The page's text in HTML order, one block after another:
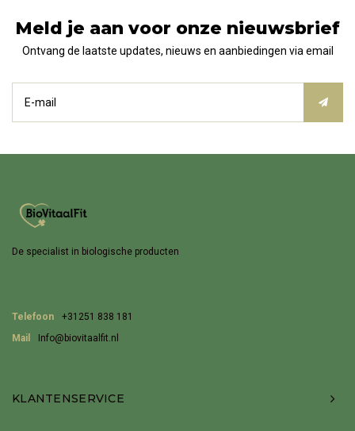
Meld je aan voor onze nieuwsbrief
Ontvang de laatste updates, nieuws en aanbiedingen via email
De specialist in biologische producten
Telefoon
+31251 838 181
Mail
Info@biovitaalfit.nl
KLANTENSERVICE